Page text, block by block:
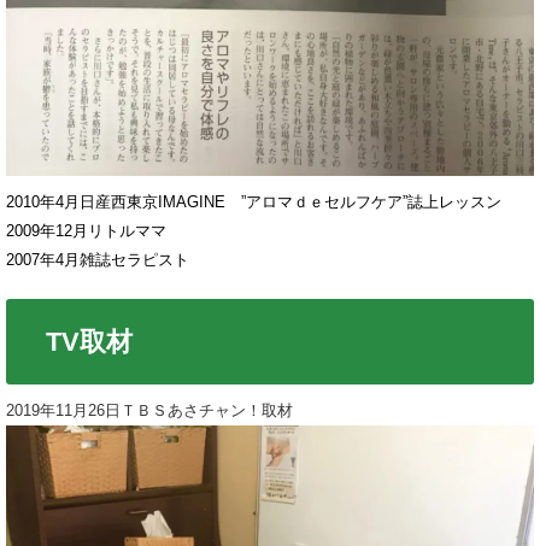
2010年4月日産西東京IMAGINE ”アロマｄｅセルフケア”誌上レッスン
2009年12月リトルママ
2007年4月雑誌セラピスト
TV取材
2019年11月26日ＴＢＳあさチャン！取材